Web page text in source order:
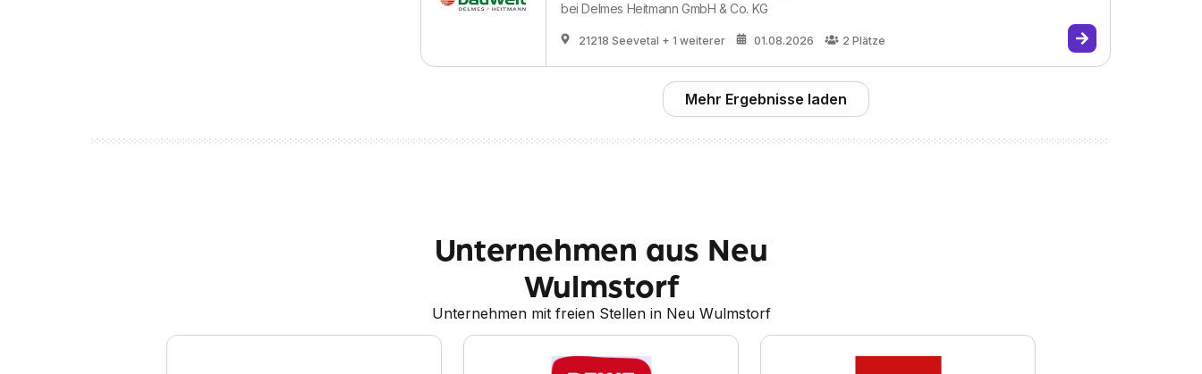
beiDelmes Heitmann GmbH & Co. KG
21218 Seevetal + 1 weiterer 01.08.2026 2 Plätze
Mehr Ergebnisse laden
Unternehmen aus Neu
Wulmstorf
Unternehmen mit freien Stellen in Neu Wulmstorf